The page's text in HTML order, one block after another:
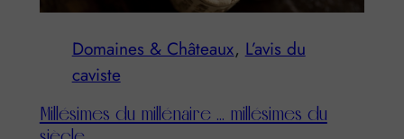
Domaines & Châteaux, L’avis du
caviste
Millésimes du millénaire … millésimes du